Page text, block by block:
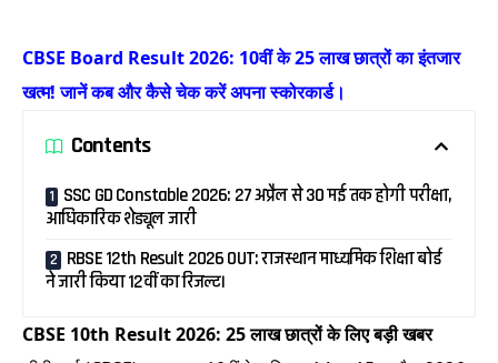
CBSE Board Result 2026: 10वीं के 25 लाख छात्रों का इंतजार
खत्म! जानें कब और कैसे चेक करें अपना स्कोरकार्ड।
Contents
SSC GD Constable 2026: 27 अप्रैल से 30 मई तक होगी परीक्षा,
आधिकारिक शेड्यूल जारी
RBSE 12th Result 2026 OUT: राजस्थान माध्यमिक शिक्षा बोर्ड
ने जारी किया 12वीं का रिजल्ट।
CBSE 10th Result 2026: 25 लाख छात्रों के लिए बड़ी खबर